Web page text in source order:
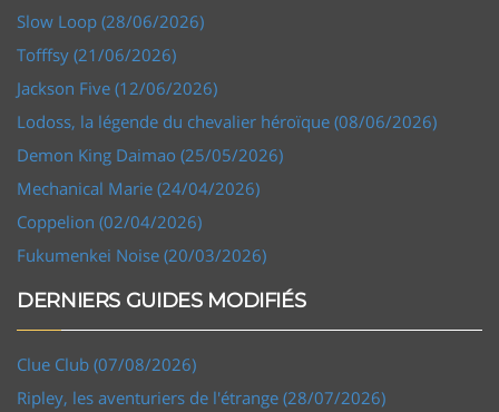
Slow Loop (28/06/2026)
Tofffsy (21/06/2026)
Jackson Five (12/06/2026)
Lodoss, la légende du chevalier héroïque (08/06/2026)
Demon King Daimao (25/05/2026)
Mechanical Marie (24/04/2026)
Coppelion (02/04/2026)
Fukumenkei Noise (20/03/2026)
DERNIERS GUIDES MODIFIÉS
Clue Club (07/08/2026)
Ripley, les aventuriers de l'étrange (28/07/2026)